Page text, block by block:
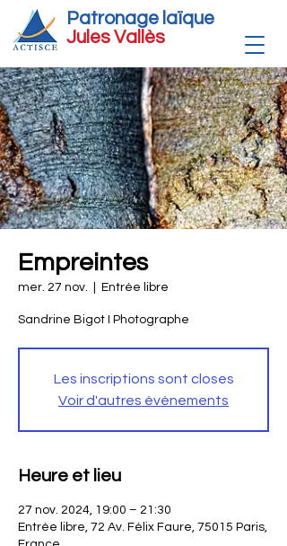
Patronage laïque
Jules Vallès
Empreintes
mer. 27 nov. Entrée libre
Sandrine Bigot I Photographe
Les inscriptions sont closes
Voir d'autres événements
Heure et lieu
27 nov. 2024, 19:00 – 21:30
Entrée libre, 72 Av. Félix Faure, 75015 Paris,